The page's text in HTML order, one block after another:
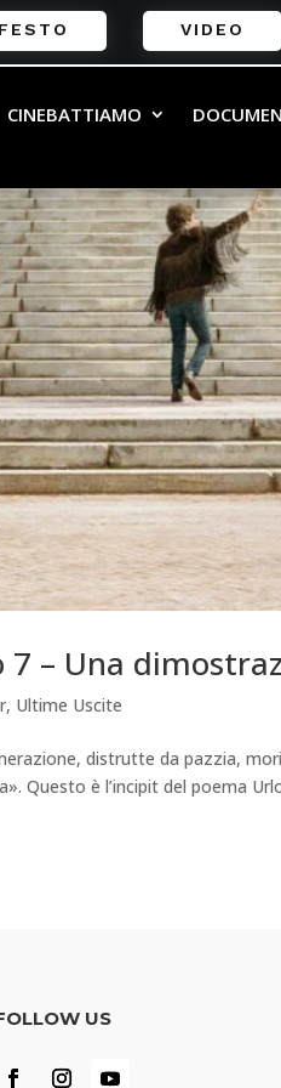
VIDEO
CINEBATTIAMO
7 – Una
, Ultime Uscite
distrutte da pazzia,
Questo è l’incipit del poema
US